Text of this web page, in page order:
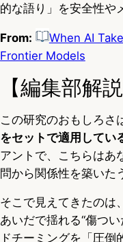
的な語り」を安全性や
From:
When AI
Frontier Models
【編集部解説
この研究のおもしろさ
をセットで適用してい
アントで、こちらはあ
問から関係性を築いた
そこで見えてきたのは、
あいだで揺れる“傷つ
ドチーミングを「圧倒